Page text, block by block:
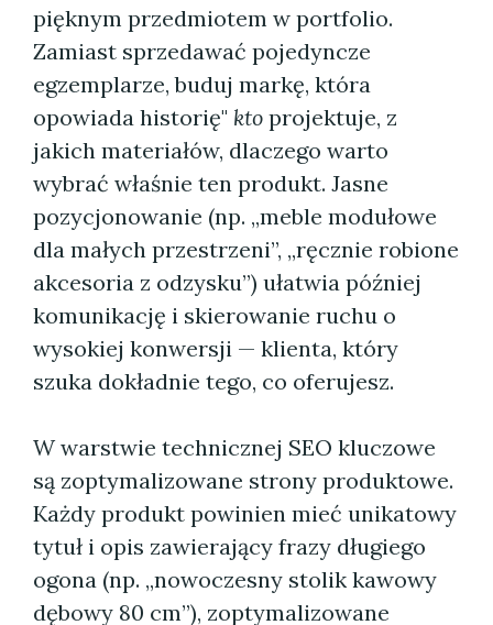
pięknym przedmiotem w portfolio.
Zamiast sprzedawać pojedyncze
egzemplarze, buduj markę, która
opowiada historię" kto projektuje, z
jakich materiałów, dlaczego warto
wybrać właśnie ten produkt. Jasne
pozycjonowanie (np. „meble modułowe
dla małych przestrzeni”, „ręcznie robione
akcesoria z odzysku”) ułatwia później
komunikację i skierowanie ruchu o
wysokiej konwersji — klienta, który
szuka dokładnie tego, co oferujesz.
W warstwie technicznej SEO kluczowe
są zoptymalizowane strony produktowe.
Każdy produkt powinien mieć unikatowy
tytuł i opis zawierający frazy długiego
ogona (np. „nowoczesny stolik kawowy
dębowy 80 cm”), zoptymalizowane